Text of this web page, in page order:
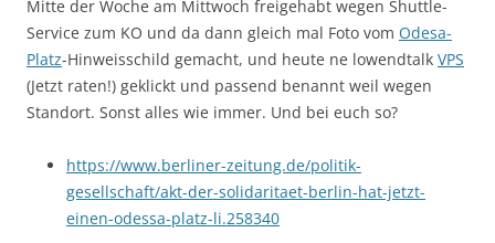
Mitte der Woche am Mittwoch freigehabt wegen Shuttle-
Service zum KO und da dann gleich mal Foto vom Odesa-
Platz-Hinweisschild gemacht, und heute ne lowendtalk VPS
(Jetzt raten!) geklickt und passend benannt weil wegen
Standort. Sonst alles wie immer. Und bei euch so?
https://www.berliner-zeitung.de/politik-
gesellschaft/akt-der-solidaritaet-berlin-hat-jetzt-
einen-odessa-platz-li.258340